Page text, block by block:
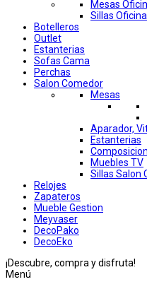
Mesas
Sillas
Botelleros
Outlet
Estanterias
Sofas Cama
Perchas
Salon Comedor
Mesas
Aparador,
Estanterias
Muebles TV
Sillas Salon
Relojes
Zapateros
Mueble Gestion
Meyvaser
DecoPako
DecoEko
¡Descubre, compra y disfruta!
Menú